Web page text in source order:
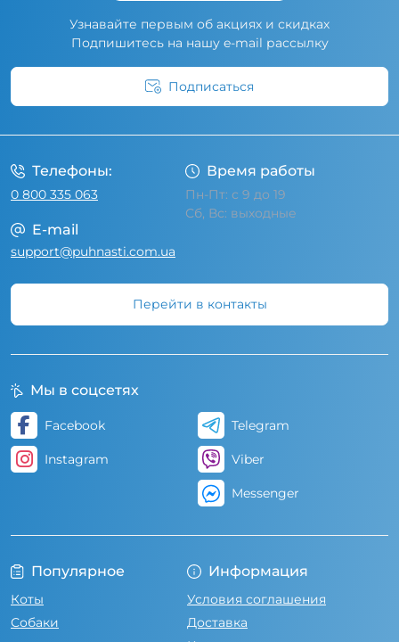
Узнавайте первым об акциях и скидках
Подпишитесь на нашу e-mail рассылку
Подписаться
Телефоны:
0 800 335 063
Время работы
Пн-Пт: с 9 до 19
Сб, Вс: выходные
E-mail
support@puhnasti.com.ua
Перейти в контакты
Популярное
Коты
Собаки
Информация
Условия соглашения
Доставка
Мы в соцсетях
Facebook
Instagram
Telegram
Viber
Messenger